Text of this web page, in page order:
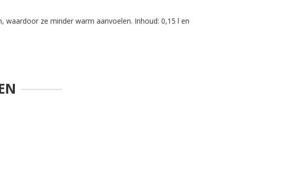
ze minder warm aanvoelen. Inhoud: 0,15 l en